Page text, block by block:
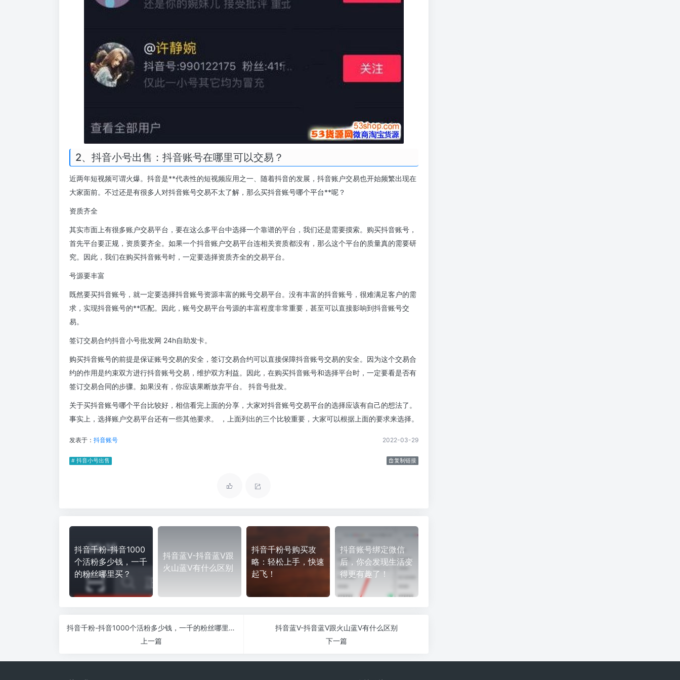
2、抖音小号出售：抖音账号在哪里可以交易？
近两年短视频可谓火爆。抖音是**代表性的短视频应用之一、随着抖音的发展，抖音账户交易也开始频繁出现在
大家面前。不过还是有很多人对抖音账号交易不太了解，那么买抖音账号哪个平台**呢？
资质齐全
其实市面上有很多账户交易平台，要在这么多平台中选择一个靠谱的平台，我们还是需要摸索。购买抖音账号，
首先平台要正规，资质要齐全。如果一个抖音账户交易平台连相关资质都没有，那么这个平台的质量真的需要研
究。因此，我们在购买抖音账号时，一定要选择资质齐全的交易平台。
号源要丰富
既然要买抖音账号，就一定要选择抖音账号资源丰富的账号交易平台。没有丰富的抖音账号，很难满足客户的需
求，实现抖音账号的**匹配。因此，账号交易平台号源的丰富程度非常重要，甚至可以直接影响到抖音账号交
易。
签订交易合约抖音小号批发网 24h自助发卡。
购买抖音账号的前提是保证账号交易的安全，签订交易合约可以直接保障抖音账号交易的安全。因为这个交易合
约的作用是约束双方进行抖音账号交易，维护双方利益。因此，在购买抖音账号和选择平台时，一定要看是否有
签订交易合同的步骤。如果没有，你应该果断放弃平台。 抖音号批发。
关于买抖音账号哪个平台比较好，相信看完上面的分享，大家对抖音账号交易平台的选择应该有自己的想法了。
事实上，选择账户交易平台还有一些其他要求。 ，上面列出的三个比较重要，大家可以根据上面的要求来选择。
发表于： 抖音账号 2022-03-29
# 抖音小号出售 复制链接
抖音千粉-抖音1000
个活粉多少钱，一千
的粉丝哪里买？
抖音蓝V-抖音蓝V跟
火山蓝V有什么区别
抖音千粉号购买攻
略：轻松上手，快速
起飞！
抖音账号绑定微信
后，你会发现生活变
得更有趣了！
抖音千粉-抖音1000个活粉多少钱，一千的粉丝哪里买？
上一篇
抖音蓝V-抖音蓝V跟火山蓝V有什么区别
下一篇